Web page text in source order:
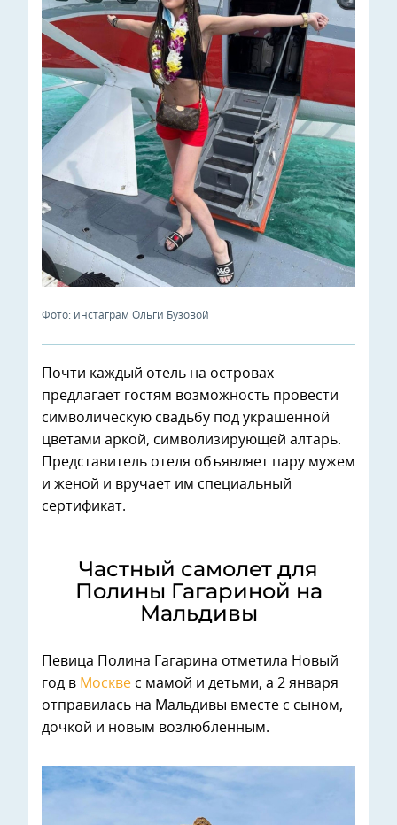
Фото: инстаграм Ольги Бузовой
Почти каждый отель на островах
предлагает гостям возможность провести
символическую свадьбу под украшенной
цветами аркой, символизирующей алтарь.
Представитель отеля объявляет пару мужем
и женой и вручает им специальный
сертификат.
Частный самолет для
Полины Гагариной на
Мальдивы
Певица Полина Гагарина отметила Новый
год в Москве с мамой и детьми, а 2 января
отправилась на Мальдивы вместе с сыном,
дочкой и новым возлюбленным.